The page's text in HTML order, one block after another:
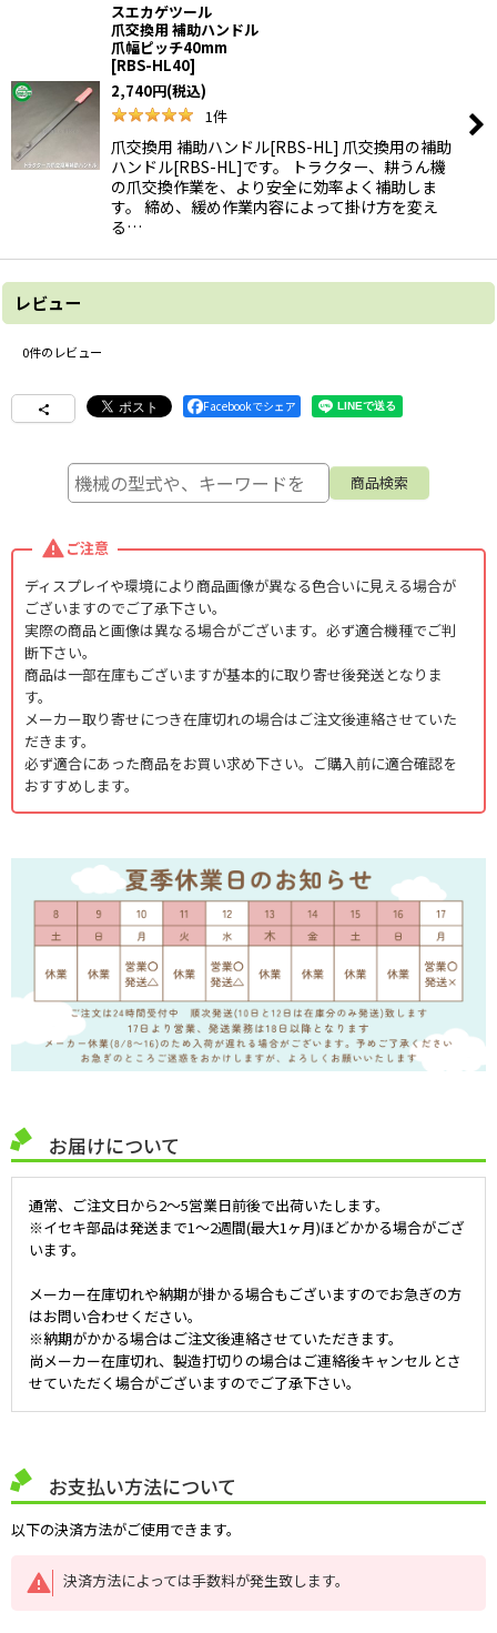
スエカゲツール
爪交換用 補助ハンドル
爪幅ピッチ40mm
[RBS-HL40]
2,740円(税込)
1件
爪交換用 補助ハンドル[RBS-HL] 爪交換用の補助
ハンドル[RBS-HL]です。 トラクター、耕うん機
の爪交換作業を、より安全に効率よく補助しま
す。 締め、緩め作業内容によって掛け方を変え
る…
レビュー
0件のレビュー
Facebookでシェア
ご注意
ディスプレイや環境により商品画像が異なる色合いに見える場合が
ございますのでご了承下さい。
実際の商品と画像は異なる場合がございます。必ず適合機種でご判
断下さい。
商品は一部在庫もございますが基本的に取り寄せ後発送となりま
す。
メーカー取り寄せにつき在庫切れの場合はご注文後連絡させていた
だきます。
必ず適合にあった商品をお買い求め下さい。ご購入前に適合確認を
おすすめします。
お届けについて
通常、ご注文日から2～5営業日前後で出荷いたします。
※イセキ部品は発送まで1～2週間(最大1ヶ月)ほどかかる場合がござ
います。
メーカー在庫切れや納期が掛かる場合もございますのでお急ぎの方
はお問い合わせください。
※納期がかかる場合はご注文後連絡させていただきます。
尚メーカー在庫切れ、製造打切りの場合はご連絡後キャンセルとさ
せていただく場合がございますのでご了承下さい。
お支払い方法について
以下の決済方法がご使用できます。
決済方法によっては手数料が発生致します。